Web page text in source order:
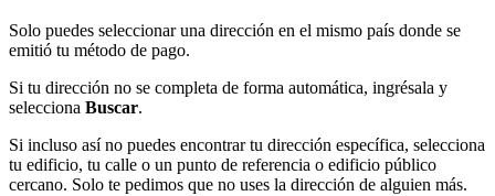
Solo puedes seleccionar una dirección en el mismo país donde se
emitió tu método de pago.
Si tu dirección no se completa de forma automática, ingrésala y
selecciona Buscar.
Si incluso así no puedes encontrar tu dirección específica, selecciona
tu edificio, tu calle o un punto de referencia o edificio público
cercano. Solo te pedimos que no uses la dirección de alguien más.